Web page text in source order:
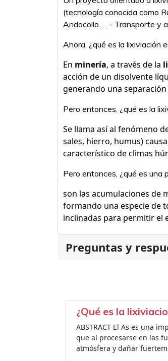
(tecnología conocida como
Andacollo. ... - Transporte y
Ahora, ¿qué es la lixiviación
En minería, a través de la
acción de un disolvente
generando una
Pero entonces, ¿qué es la
Se llama así al fenómeno
sales, hierro, humus)
característico de climas
Pero entonces, ¿qué es una
son las acumulaciones de
formando una especie de
inclinadas para permitir el
Preguntas y
¿Qué es la
ABSTRACT El As es una
que al procesarse en las
atmósfera y dañar